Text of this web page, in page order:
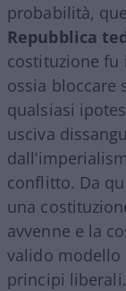
probabilità,
Repubblica
costituzione
ossia bloccare
qualsiasi
usciva
conflitto. Da
una
avvenne e la
valido modello
principi